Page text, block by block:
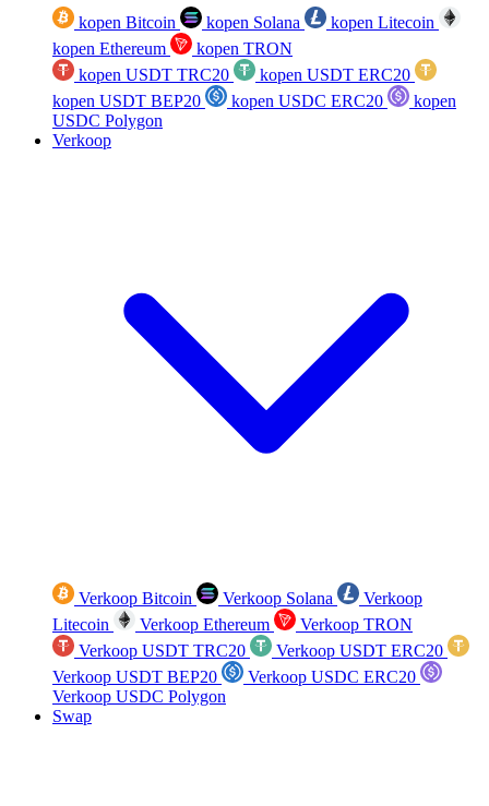
kopen Bitcoin kopen Solana
kopen Litecoin
kopen Ethereum
kopen TRON
kopen USDT TRC20
kopen USDT ERC20
kopen USDT BEP20
kopen USDC ERC20
kopen
USDC Polygon
Verkoop
Verkoop Bitcoin Verkoop Solana
Verkoop
Litecoin
Verkoop Ethereum
Verkoop TRON
Verkoop USDT TRC20
Verkoop USDT ERC20
Verkoop USDT BEP20
Verkoop USDC ERC20
Verkoop USDC Polygon
Swap